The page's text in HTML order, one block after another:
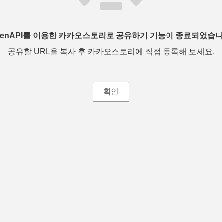
를 이용한 카카오스토리로 공유하기 기능이 종료되었습
공유할 URL을 복사 후 카카오스토리에 직접 등록해 보세요.
확인